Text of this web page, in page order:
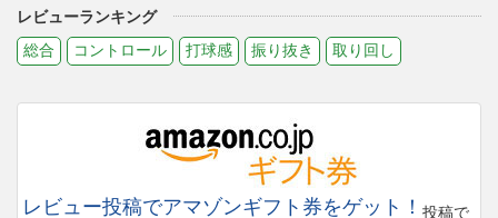
レビューランキング
総合
コントロール 打球感 振り抜き 取り回し
レビュー投稿でアマゾンギフト券をゲット！ 投稿で